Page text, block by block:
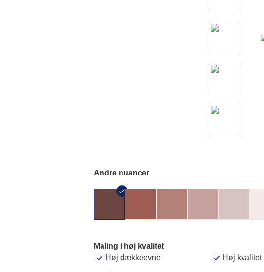
Andre nuancer
Maling i høj kvalitet
Høj dækkeevne
Høj kvalitet